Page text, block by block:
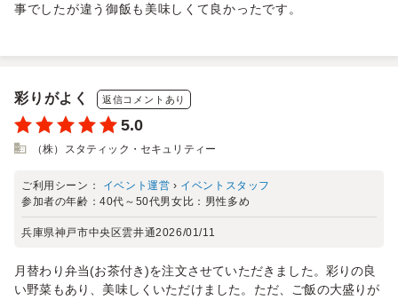
事でしたが違う御飯も美味しくて良かったです。
彩りがよく 返信コメントあり
5.0
（株）スタティック・セキュリティー
ご利用シーン： イベント運営 › イベントスタッフ
参加者の年齢：40代～50代男女比： 男性多め
兵庫県神戸市中央区雲井通2026/01/11
月替わり弁当(お茶付き)を注文させていただきました。彩りの良
い野菜もあり、美味しくいただけました。ただ、ご飯の大盛りが